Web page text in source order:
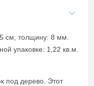
см, толщину: 8 мм.
упаковке: 1,22 кв.м.
под дерево. Этот